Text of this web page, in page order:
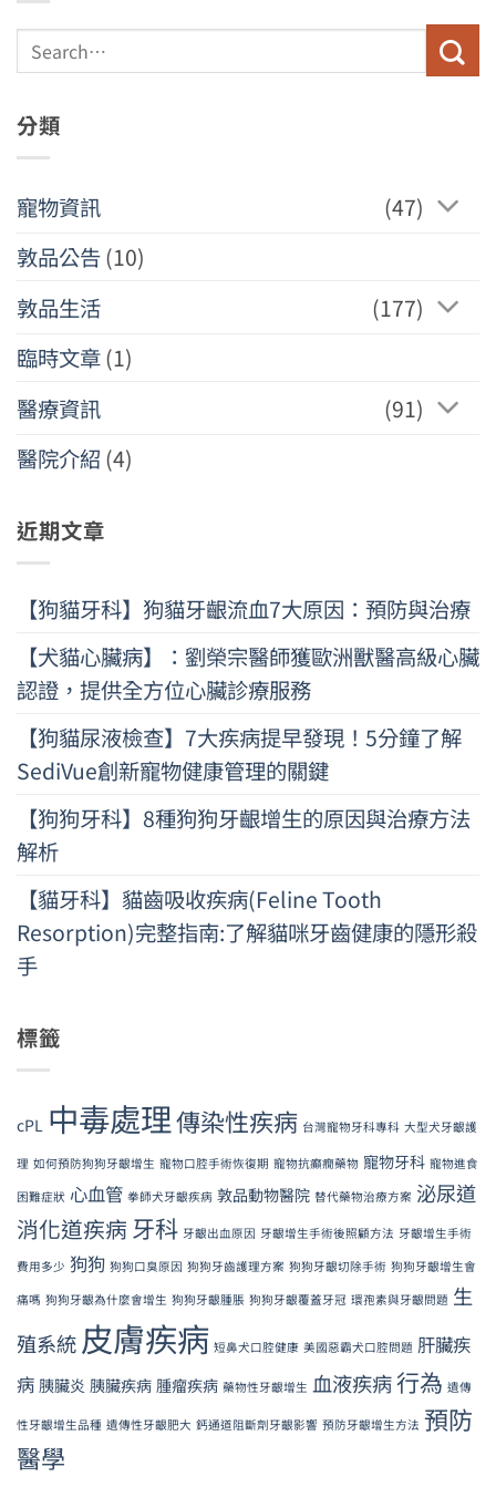
分類
寵物資訊
(47)
敦品公告(10)
敦品生活
(177)
臨時文章(1)
醫療資訊
(91)
醫院介紹 (4)
近期文章
【狗貓牙科】狗貓牙齦流血7大原因：預防與治療
【犬貓心臟病】：劉榮宗醫師獲歐洲獸醫高級心臟
認證，提供全方位心臟診療服務
【狗貓尿液檢查】7大疾病提早發現！5分鐘了解
SediVue創新寵物健康管理的關鍵
【狗狗牙科】8種狗狗牙齦增生的原因與治療方法
解析
【貓牙科】貓齒吸收疾病(Feline Tooth
Resorption)完整指南:了解貓咪牙齒健康的隱形殺
手
標籤
cPL 中毒處理傳染性疾病 台灣寵物牙科專科 大型犬牙齦護
理 如何預防狗狗牙齦增生 寵物口腔手術恢復期 寵物抗癲癇藥物 寵物牙科 寵物進食
困難症狀 心血管 拳師犬牙齦疾病 敦品動物醫院 替代藥物治療方案 泌尿道
消化道疾病 牙科 牙齦出血原因 牙齦增生手術後照顧方法 牙齦增生手術
費用多少 狗狗 狗狗口臭原因 狗狗牙齒護理方案 狗狗牙齦切除手術 狗狗牙齦增生會
痛嗎 狗狗牙齦為什麼會增生 狗狗牙齦腫脹 狗狗牙齦覆蓋牙冠 環孢素與牙齦問題 生
殖系統皮膚疾病 短鼻犬口腔健康 美國惡霸犬口腔問題 肝臟疾
病 胰臟炎 胰臟疾病 腫瘤疾病 藥物性牙齦增生 血液疾病行為 遺傳
性牙齦增生品種 遺傳性牙齦肥大 鈣通道阻斷劑牙齦影響 預防牙齦增生方法 預防
醫學